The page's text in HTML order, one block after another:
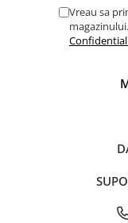
Vreau sa